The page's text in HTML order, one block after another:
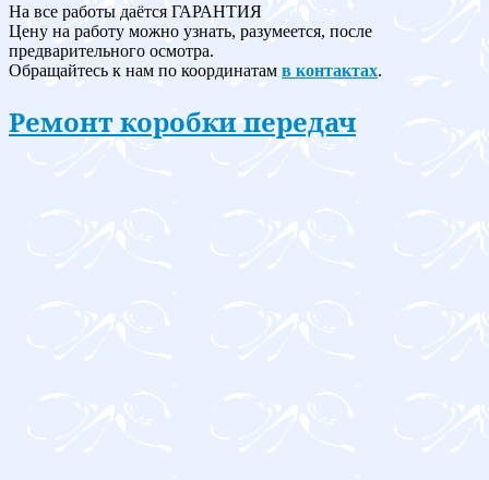
На все работы даётся ГАРАНТИЯ
Цену на работу можно узнать, разумеется, после
предварительного осмотра.
Обращайтесь к нам по координатам в контактах.
Ремонт коробки передач